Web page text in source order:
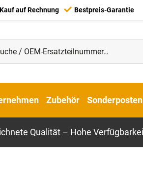
Kauf auf Rechnung Bestpreis-Garantie
Zubehör Sonderposten
Qualität – Hohe